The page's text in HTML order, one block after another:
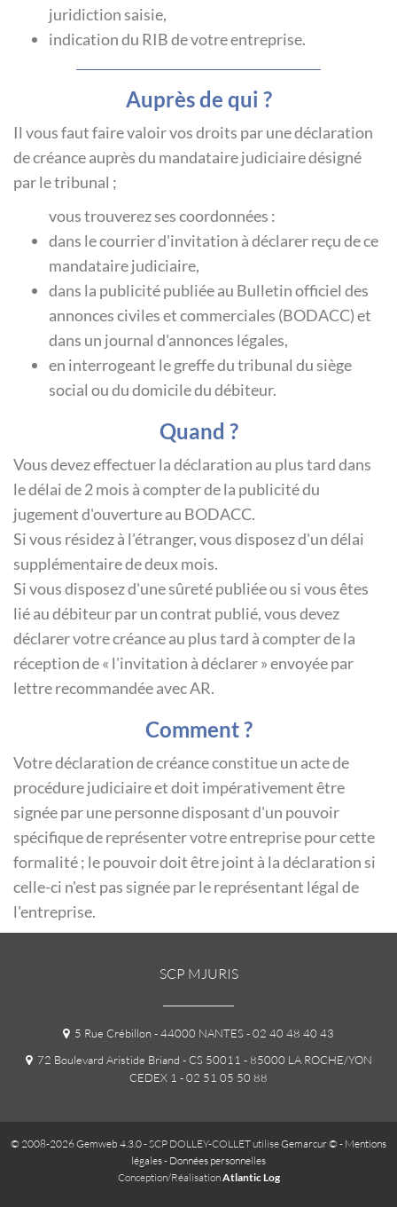
juridiction saisie,
indication du RIB de votre entreprise.
Auprès de qui ?
Il vous faut faire valoir vos droits par une déclaration
de créance auprès du mandataire judiciaire désigné
par le tribunal ;
vous trouverez ses coordonnées :
dans le courrier d'invitation à déclarer reçu de ce
mandataire judiciaire,
dans la publicité publiée au Bulletin officiel des
annonces civiles et commerciales (BODACC) et
dans un journal d'annonces légales,
en interrogeant le greffe du tribunal du siège
social ou du domicile du débiteur.
Quand ?
Vous devez effectuer la déclaration au plus tard dans
le délai de 2 mois à compter de la publicité du
jugement d'ouverture au BODACC.
Si vous résidez à l'étranger, vous disposez d'un délai
supplémentaire de deux mois.
Si vous disposez d'une sûreté publiée ou si vous êtes
lié au débiteur par un contrat publié, vous devez
déclarer votre créance au plus tard à compter de la
réception de « l'invitation à déclarer » envoyée par
lettre recommandée avec AR.
Comment ?
Votre déclaration de créance constitue un acte de
procédure judiciaire et doit impérativement être
signée par une personne disposant d'un pouvoir
spécifique de représenter votre entreprise pour cette
formalité ; le pouvoir doit être joint à la déclaration si
celle-ci n'est pas signée par le représentant légal de
l'entreprise.
SCP MJURIS
5 Rue Crébillon - 44000 NANTES- 02 40 48 40 43
72 Boulevard Aristide Briand - CS 50011 - 85000 LA ROCHE/YON
CEDEX 1 - 02 51 05 50 88
© 2008-2026 Gemweb 4.3.0- SCP DOLLEY-COLLET utiliseGemarcur © - Mentions
légales- Données personnelles
Conception/RéalisationAtlantic Log